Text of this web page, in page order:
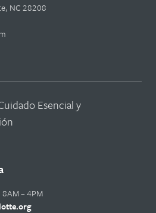
NC 28208
Esencial y
– 4PM